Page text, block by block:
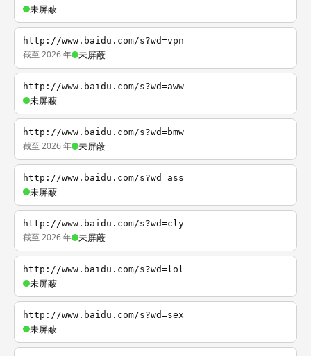
未屏蔽
http://www.baidu.com/s?wd=vpn
截至 2026 年 未屏蔽
http://www.baidu.com/s?wd=aww
未屏蔽
http://www.baidu.com/s?wd=bmw
截至 2026 年 未屏蔽
http://www.baidu.com/s?wd=ass
未屏蔽
http://www.baidu.com/s?wd=cly
截至 2026 年 未屏蔽
http://www.baidu.com/s?wd=lol
未屏蔽
http://www.baidu.com/s?wd=sex
未屏蔽